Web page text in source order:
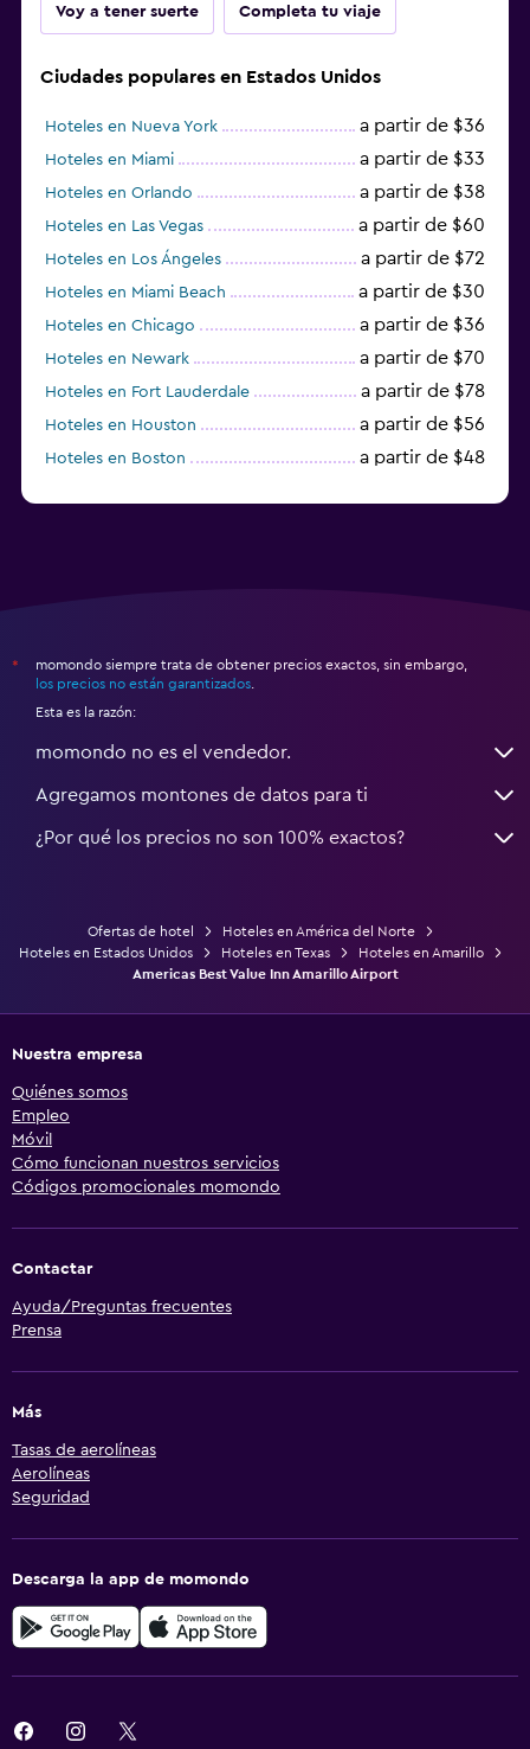
Voy a tener suerte Completa tu viaje
Ciudades populares en Estados Unidos
Hoteles en Nueva York a partir de $36
Hoteles en Miami a partir de $33
Hoteles en Orlando a partir de $38
Hoteles en Las Vegas a partir de $60
Hoteles en Los Ángeles a partir de $72
Hoteles en Miami Beach a partir de $30
Hoteles en Chicago a partir de $36
Hoteles en Newark a partir de $70
Hoteles en Fort Lauderdale a partir de $78
Hoteles en Houston a partir de $56
Hoteles en Boston a partir de $48
*
momondo siempre trata de obtener precios exactos, sin embargo,
los precios no están garantizados
Esta es la razón:
momondo no es el vendedor.
Agregamos montones de datos para ti
¿Por qué los precios no son 100% exactos?
Ofertas de hotel
Hoteles en América del Norte
Hoteles en Estados Unidos
Hoteles en Texas
Hoteles en Amarillo
Americas Best Value Inn Amarillo Airport
Nuestra empresa
Quiénes somos
Empleo
Móvil
Cómo funcionan nuestros servicios
Códigos promocionales momondo
Contactar
Ayuda/Preguntas frecuentes
Prensa
Más
Tasas de aerolíneas
Aerolíneas
Seguridad
Descarga la app de momondo